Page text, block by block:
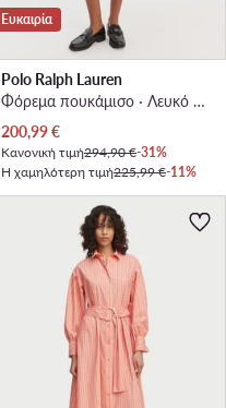
Ευκαιρία
Polo Ralph Lauren
Φόρεμα πουκάμισο · Λευκό · Midi
Τρέχουσα τιμή
200,99€
Κανονική τιμή294,90 €-31%
Η χαμηλότερη τιμή225,99 €-11%